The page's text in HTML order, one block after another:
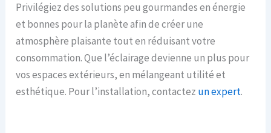
Privilégiez des solutions peu gourmandes en énergie
et bonnes pour la planète afin de créer une
atmosphère plaisante tout en réduisant votre
consommation. Que l’éclairage devienne un plus pour
vos espaces extérieurs, en mélangeant utilité et
esthétique. Pour l’installation, contactez un expert.